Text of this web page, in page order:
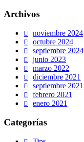
Archivos
noviembre 2024
octubre 2024
septiembre 2024
junio 2023
marzo 2022
diciembre 2021
septiembre 2021
febrero 2021
enero 2021
Categorías